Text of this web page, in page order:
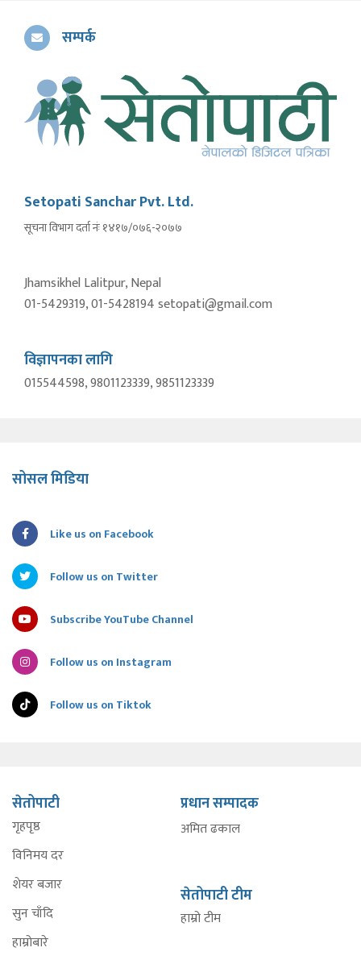
सम्पर्क
Setopati Sanchar Pvt. Ltd.
सूचना विभाग दर्ता नंः १४१७/०७६-२०७७
Jhamsikhel Lalitpur, Nepal
01-5429319, 01-5428194 setopati@gmail.com
विज्ञापनका लागि
015544598, 9801123339, 9851123339
सोसल मिडिया
Like us on Facebook
Follow us on Twitter
Subscribe YouTube Channel
Follow us on Instagram
Follow us on Tiktok
सेतोपाटी
गृहपृष्ठ
विनिमय दर
शेयर बजार
सुन चाँदि
हाम्रोबारे
प्रधान सम्पादक
अमित ढकाल
सेतोपाटी टीम
हाम्रो टीम